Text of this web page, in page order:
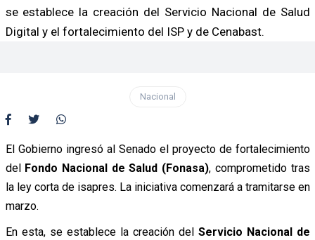
se establece la creación del Servicio Nacional de Salud
Digital y el fortalecimiento del ISP y de Cenabast.
Nacional
El Gobierno ingresó al Senado el proyecto de fortalecimiento
del Fondo Nacional de Salud (Fonasa), comprometido tras
la ley corta de isapres. La iniciativa comenzará a tramitarse en
marzo.
En esta, se establece la creación del Servicio Nacional de